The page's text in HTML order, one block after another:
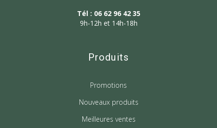
Tél : 06 62 96 42 35
9h-12h et 14h-18h
Produits
Promotions
Nouveaux produits
Meilleures ventes